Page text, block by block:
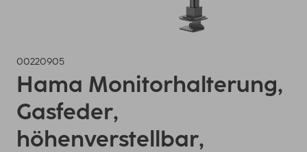
00220905
Hama Monitorhalterung,
Gasfeder,
höhenverstellbar,